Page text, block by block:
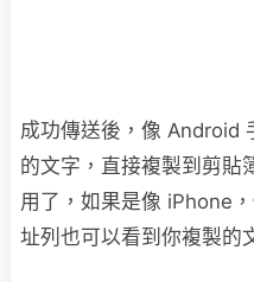
成功傳送後，像 Android
的文字，直接複製到剪貼
用了，如果是像 iPhone
址列也可以看到你複製的